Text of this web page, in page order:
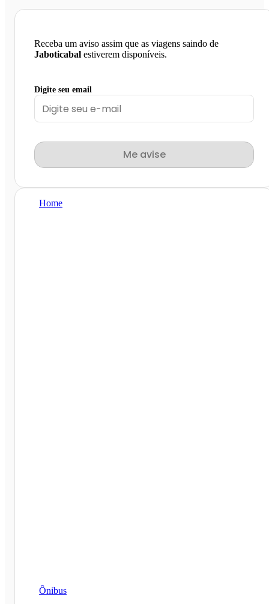
Receba um aviso assim que as viagens saindo de
Jaboticabal estiverem disponíveis.
Digite seu email
Me avise
Home
Ônibus